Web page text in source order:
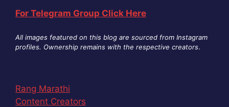
For Telegram Group Click Here
All images featured on this blog are sourced from Instagram
profiles. Ownership remains with the respective creators.
Rang Marathi
Content Creators